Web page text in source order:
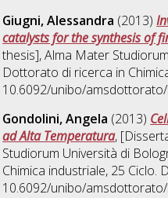
Giugni, Alessandra (2013)
catalysts for the synthesis of
thesis], Alma Mater
Dottorato di ricerca in
10.6092/unibo/
Gondolini, Angela (2013)
ad Alta Temperatura,
Studiorum Università di
Chimica industriale, 25 Ciclo.
10.6092/unibo/